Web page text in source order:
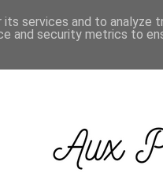
services and to analyze
and security metrics to